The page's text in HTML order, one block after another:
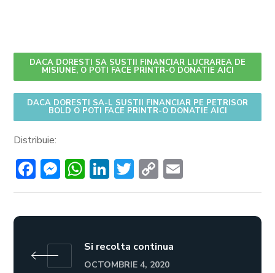
DACA DORESTI SA SUSTII FINANCIAR LUCRAREA DE
MISIUNE, O POTI FACE PRINTR-O DONATIE AICI
DACA DORESTI SA-L SUSTII FINANCIAR PE PETRISOR
BOLD O POTI FACE PRINTR-O DONATIE AICI
Distribuie:
Facebook
Messenger
WhatsApp
LinkedIn
Twitter
Copy
Link
Si recolta continua
OCTOMBRIE 4, 2020